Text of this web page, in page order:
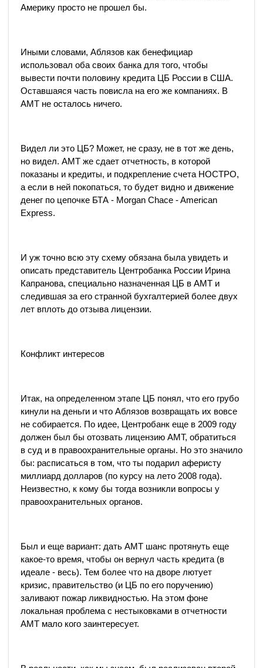
Америку просто не прошел бы.
Иными словами, Аблязов как бенефициар
использовал оба своих банка для того, чтобы
вывести почти половину кредита ЦБ России в США.
Оставшаяся часть повисла на его же компаниях. В
АМТ не осталось ничего.
Видел ли это ЦБ? Может, не сразу, не в тот же день,
но видел. АМТ же сдает отчетность, в которой
показаны и кредиты, и подкрепление счета НОСТРО,
а если в ней покопаться, то будет видно и движение
денег по цепочке БТА - Morgan Chace - American
Express.
И уж точно всю эту схему обязана была увидеть и
описать представитель Центробанка России Ирина
Капранова, специально назначенная ЦБ в АМТ и
следившая за его странной бухгалтерией более двух
лет вплоть до отзыва лицензии.
Конфликт интересов
Итак, на определенном этапе ЦБ понял, что его грубо
кинули на деньги и что Аблязов возвращать их вовсе
не собирается. По идее, Центробанк еще в 2009 году
должен был бы отозвать лицензию АМТ, обратиться
в суд и в правоохранительные органы. Но это значило
бы: расписаться в том, что ты подарил аферисту
миллиард долларов (по курсу на лето 2008 года).
Неизвестно, к кому бы тогда возникли вопросы у
правоохранительных органов.
Был и еще вариант: дать АМТ шанс протянуть еще
какое-то время, чтобы он вернул часть кредита (в
идеале - весь). Тем более что на дворе лютует
кризис, правительство (и ЦБ по его поручению)
заливают пожар ликвидностью. На этом фоне
локальная проблема с нестыковками в отчетности
АМТ мало кого заинтересует.